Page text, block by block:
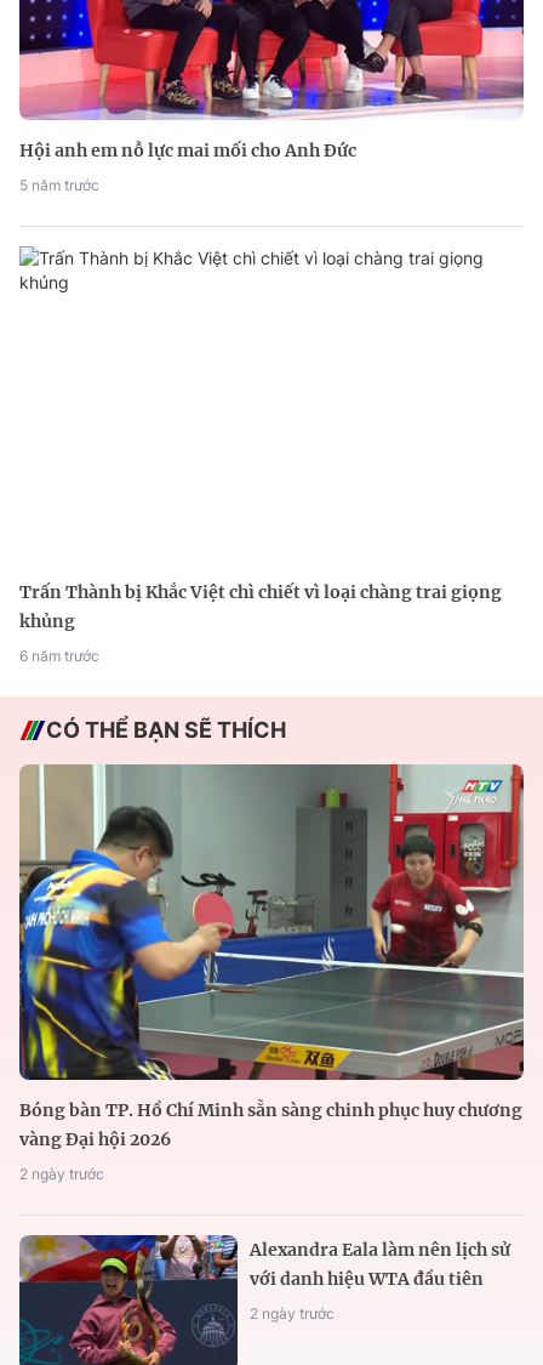
Hội anh em nỗ lực mai mối cho Anh Đức
5 năm trước
Trấn Thành bị Khắc Việt chì chiết vì loại chàng trai giọng
khủng
6 năm trước
CÓ THỂ BẠN SẼ THÍCH
Bóng bàn TP. Hồ Chí Minh sẵn sàng chinh phục huy chương
vàng Đại hội 2026
2 ngày trước
Alexandra Eala làm nên lịch sử
với danh hiệu WTA đầu tiên
2 ngày trước